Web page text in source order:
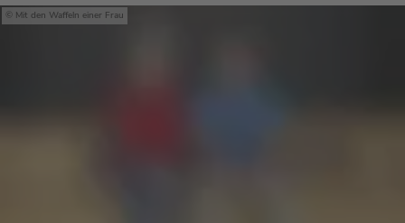
Mit den Waffeln einer Frau